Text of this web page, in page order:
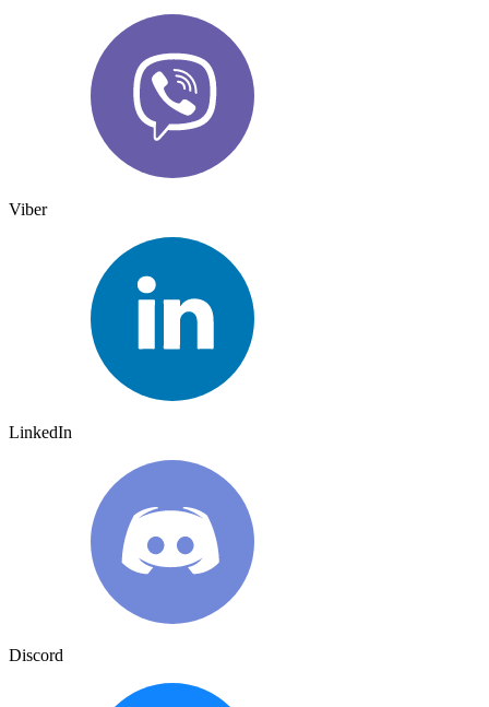
Viber
LinkedIn
Discord